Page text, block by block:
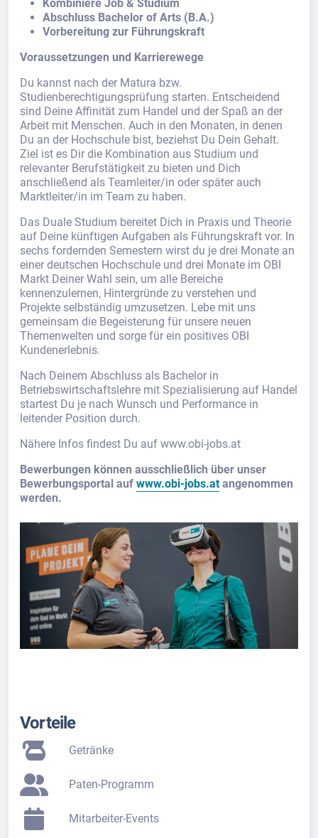
Kombiniere Job & Studium
Abschluss Bachelor of Arts (B.A.)
Vorbereitung zur Führungskraft
Voraussetzungen und Karrierewege
Du kannst nach der Matura bzw.
Studienberechtigungsprüfung starten. Entscheidend
sind Deine Affinität zum Handel und der Spaß an der
Arbeit mit Menschen. Auch in den Monaten, in denen
Du an der Hochschule bist, beziehst Du Dein Gehalt.
Ziel ist es Dir die Kombination aus Studium und
relevanter Berufstätigkeit zu bieten und Dich
anschließend als Teamleiter/in oder später auch
Marktleiter/in im Team zu haben.
Das Duale Studium bereitet Dich in Praxis und Theorie
auf Deine künftigen Aufgaben als Führungskraft vor. In
sechs fordernden Semestern wirst du je drei Monate an
einer deutschen Hochschule und drei Monate im OBI
Markt Deiner Wahl sein, um alle Bereiche
kennenzulernen, Hintergründe zu verstehen und
Projekte selbständig umzusetzen. Lebe mit uns
gemeinsam die Begeisterung für unsere neuen
Themenwelten und sorge für ein positives OBI
Kundenerlebnis.
Nach Deinem Abschluss als Bachelor in
Betriebswirtschaftslehre mit Spezialisierung auf Handel
startest Du je nach Wunsch und Performance in
leitender Position durch.
Nähere Infos findest Du auf www.obi-jobs.at
Bewerbungen können ausschließlich über unser
Bewerbungsportal auf www.obi-jobs.atangenommen
werden.
Vorteile
Getränke
Paten-Programm
Mitarbeiter-Events